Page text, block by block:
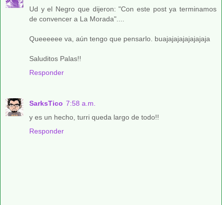
Ud y el Negro que dijeron: "Con este post ya terminamos
de convencer a La Morada"....
Queeeeee va, aún tengo que pensarlo. buajajajajajajajaja
Saluditos Palas!!
Responder
SarksTico 7:58 a.m.
y es un hecho, turri queda largo de todo!!
Responder